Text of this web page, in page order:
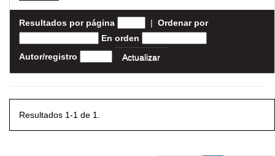
Resultados por página | Ordenar por
En orden
Autor/registro
Resultados 1-1 de 1.